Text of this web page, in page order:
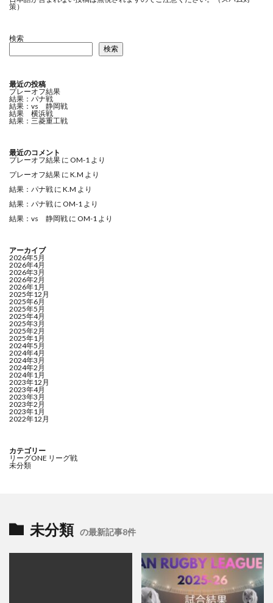
策）
検索
検索
最近の投稿
プレーオフ結果
結果：パナ戦
結果：vs 静岡戦
結果 横浜戦
結果：三菱重工戦
最近のコメント
プレーオフ結果 に OM-1 より
プレーオフ結果 に K.M より
結果：パナ戦 に K.M より
結果：パナ戦 に OM-1 より
結果：vs 静岡戦 に OM-1 より
アーカイブ
2026年5月
2026年4月
2026年3月
2026年2月
2026年1月
2025年12月
2025年6月
2025年5月
2025年4月
2025年3月
2025年2月
2025年1月
2024年5月
2024年4月
2024年3月
2024年2月
2024年1月
2023年12月
2023年4月
2023年3月
2023年2月
2023年1月
2022年12月
カテゴリー
リーグONE リーグ戦
未分類
未分類 の最新記事8件